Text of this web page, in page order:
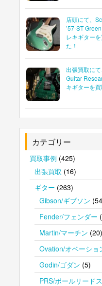
店頭にて、
’57-ST
レキギター
た！
出張買取に
Guitar
キギターを
カテゴリー
買取事例 (425)
出張買取 (16)
ギター (263)
Gibson/ギブソン
Fender/フェンダー
Martin/マーチン (20)
Ovation/オベーショ
Godin/ゴダン (5)
PRS/ポールリード